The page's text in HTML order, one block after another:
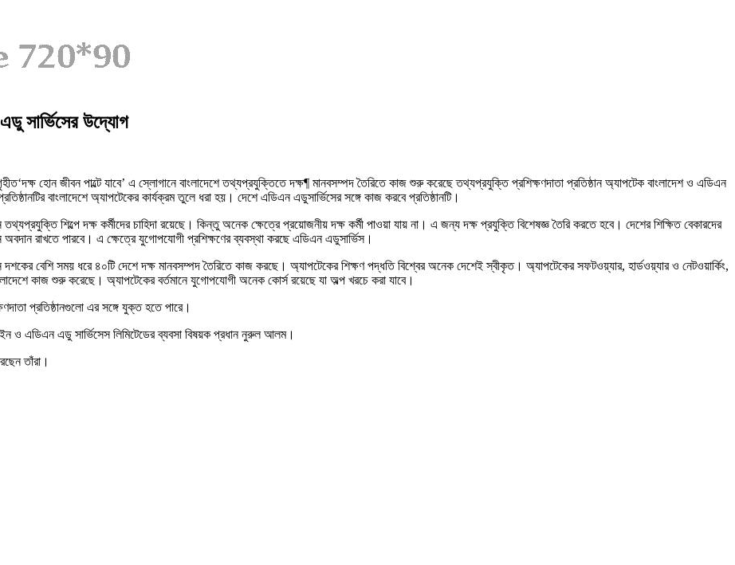
সার্ভিসের উদ্যোগ
‘দক্ষ হোন জীবন পাল্টে যাবে’ এ স্লোগানে বাংলাদেশে তথ্যপ্রযুক্তিতে দক্ষ¶ মানবসম্পদ তৈরিতে কাজ শুরু করেছে তথ্যপ্রযুক্তি প্রশিক্ষণদাতা প্রতিষ্ঠান অ্যাপটেক বাংলাদেশ ও এডিএন
বাংলাদেশে অ্যাপটেকের কার্যক্রম তুলে ধরা হয়। দেশে এডিএন এডুসার্ভিসের সঙ্গে কাজ করবে প্রতিষ্ঠানটি।
শিল্পে দক্ষ কর্মীদের চাহিদা রয়েছে। কিন্তু অনেক ক্ষেত্রে প্রয়োজনীয় দক্ষ কর্মী পাওয়া যায় না। এ জন্য দক্ষ প্রযুক্তি বিশেষজ্ঞ তৈরি করতে হবে। দেশের শিক্ষিত বেকারদের
অবদান রাখতে পারবে। এ ক্ষেত্রে যুগোপযোগী প্রশিক্ষণের ব্যবস্থা করছে এডিএন এডুসার্ভিস।
দশকের বেশি সময় ধরে ৪০টি দেশে দক্ষ মানবসম্পদ তৈরিতে কাজ করছে। অ্যাপটেকের শিক্ষণ পদ্ধতি বিশ্বের অনেক দেশেই স্বীকৃত। অ্যাপটেকের সফটওয়্যার, হার্ডওয়্যার ও নেটওয়ার্কিং,
কাজ শুরু করেছে। অ্যাপটেকের বর্তমানে যুগোপযোগী অনেক কোর্স রয়েছে যা অল্প খরচে করা যাবে।
প্রতিষ্ঠানগুলো এর সঙ্গে যুক্ত হতে পারে।
ও এডিএন এডু সার্ভিসেস লিমিটেডের ব্যবসা বিষয়ক প্রধান নুরুল আলম।
তাঁরা।